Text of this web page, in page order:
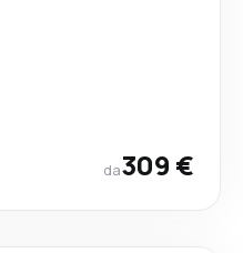
da309 €